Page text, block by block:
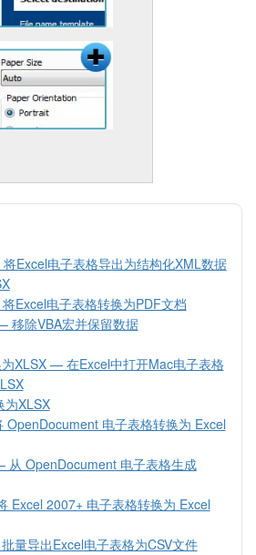
Excel电子表格导出为结构化XML数据
Excel电子表格转换为PDF文档
移除VBA宏并保留数据
XLSX — 在Excel中打开Mac电子表格
为XLSX
电子表格转换为 Excel
从 OpenDocument 电子表格生成
Excel 2007+ 电子表格转换为 Excel
量导出Excel电子表格为CSV文件